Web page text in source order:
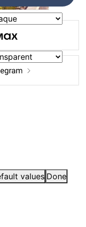
values Done